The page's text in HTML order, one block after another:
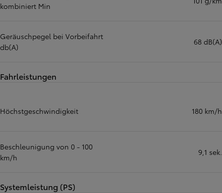
kombiniert Min
Geräuschpegel bei Vorbeifahrt
db(A)
68 dB(A)
Fahrleistungen
Höchstgeschwindigkeit 180 km/h
Beschleunigung von 0 - 100
km/h
9,1 sek.
Systemleistung (PS)